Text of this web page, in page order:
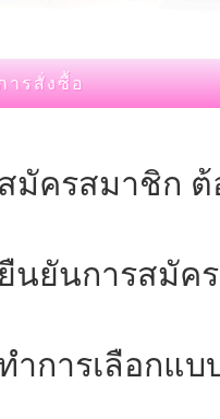
ารสั่งซื้อ
มัครสมาชิก
นยันการสมัค
ำการเลือกแ